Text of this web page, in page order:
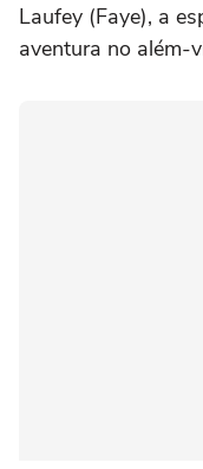
Laufey (Faye), a
aventura no além-